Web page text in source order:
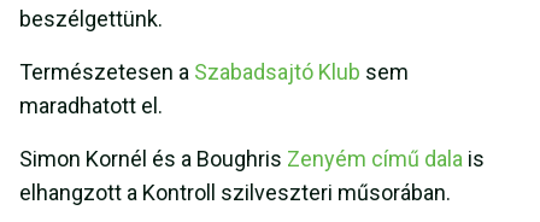
beszélgettünk.
Természetesen a Szabadsajtó Klub sem
maradhatott el.
Simon Kornél és a Boughris Zenyém című dala is
elhangzott a Kontroll szilveszteri műsorában.